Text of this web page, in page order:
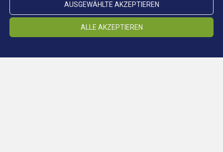
AUSGEWÄHLTE AKZEPTIEREN
ALLE AKZEPTIEREN